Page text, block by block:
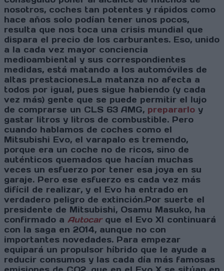
nosotros, coches tan potentes y rápidos como
hace años solo podían tener unos pocos,
resulta que nos toca una crisis mundial que
dispara el precio de los carburantes. Eso, unido
a la cada vez mayor conciencia
medioambiental y sus correspondientes
medidas, está matando a los automóviles de
altas prestaciones.La matanza no afecta a
todos por igual, pues sigue habiendo (y cada
vez más) gente que se puede permitir el lujo
de comprarse un CLS 63 AMG, prepararlo y
gastar litros y litros de combustible. Pero
cuando hablamos de coches como el
Mitsubishi Evo, el varapalo es tremendo,
porque era un coche no de ricos, sino de
auténticos quemados que hacían muchas
veces un esfuerzo por tener esa joya en su
garaje. Pero ese esfuerzo es cada vez más
difícil de realizar, y el Evo ha entrado en
verdadero peligro de extinción.Por suerte el
presidente de Mitsubishi, Osamu Masuko, ha
confirmado a Autocarque el Evo XI continuará
con la saga en 2014, aunque no con
importantes novedades. Para empezar
equipará un propulsor híbrido que le ayude a
reducir consumos y las cada día más famosas